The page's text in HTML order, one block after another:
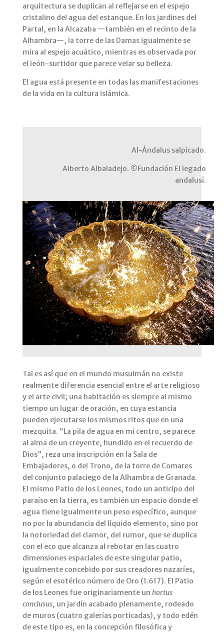
arquitectura se duplican al reflejarse en el espejo
cristalino del agua del estanque. En los jardines del
Partal, en la Alcazaba —también en el recinto de la
Alhambra—, la torre de las Damas igualmente se
mira al espejo acuático, mientras es observada por
el león-surtidor que parece velar su belleza.
El agua está presente en todas las manifestaciones
de la vida en la cultura islámica.
Al-Ándalus salpicado.
Alberto Albaladejo. ©Fundación El legado
andalusí.
Tal es así que en el mundo musulmán no existe
realmente diferencia esencial entre el arte religioso
y el arte civil; una habitación es siempre al mismo
tiempo un lugar de oración, en cuya estancia
pueden ejecutarse los mismos ritos que en una
mezquita. “La pila de agua en mi centro, se parece
al alma de un creyente, hundido en el recuerdo de
Dios”, reza una inscripción en la Sala de
Embajadores, o del Trono, de la torre de Comares
del conjunto palaciego de la Alhambra de Granada.
El mismo Patio de los Leones, todo un anticipo del
paraíso en la tierra, es también un espacio donde el
agua tiene igualmente un peso específico, aunque
no por la abundancia del líquido elemento, sino por
la notoriedad del clamor, del rumor, que se duplica
con el eco que alcanza al rebotar en las cuatro
dimensiones espaciales de este singular patio,
igualmente concebido por sus creadores nazaríes,
según el esotérico número de Oro (1.617). El Patio
de los Leones fue originariamente un hortus
conclusus, un jardín acabado plenamente, rodeado
de muros (cuatro galerías porticadas), y todo edén
de este tipo es, en la concepción filosófica y